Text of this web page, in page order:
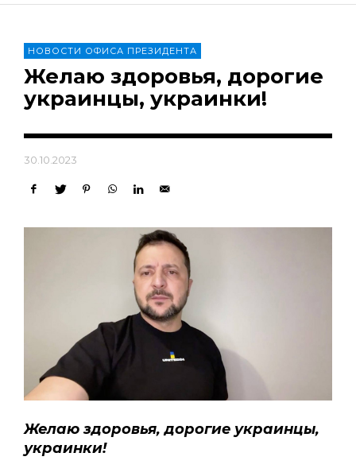
НОВОСТИ ОФИСА ПРЕЗИДЕНТА
Желаю здоровья, дорогие
украинцы, украинки!
30.10.2023
Желаю здоровья, дорогие украинцы,
украинки!